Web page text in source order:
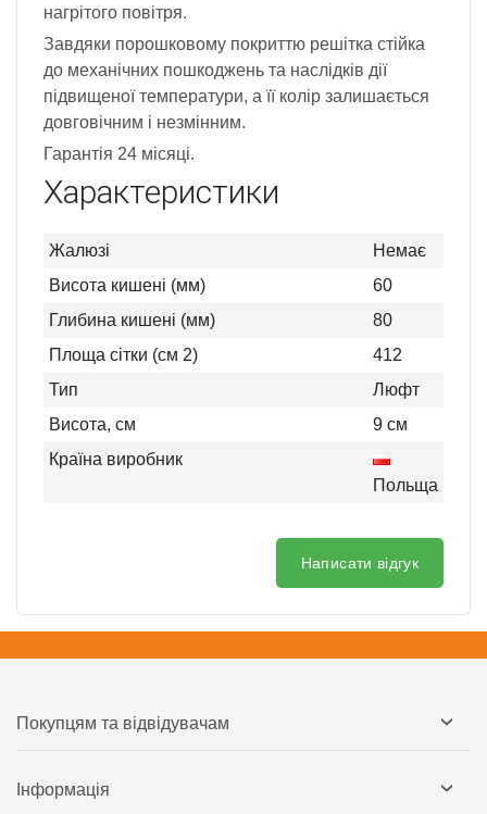
нагрітого повітря.
Завдяки порошковому покриттю решітка стійка
до механічних пошкоджень та наслідків дії
підвищеної температури, а її колір залишається
довговічним і незмінним.
Гарантія 24 місяці.
Характеристики
Жалюзі
Немає
Висота кишені (мм)
60
Глибина кишені (мм)
80
Площа сітки (см 2)
412
Тип
Люфт
Висота, см
9 см
Країна виробник
Польща
Написати відгук
Покупцям та відвідувачам
Інформація